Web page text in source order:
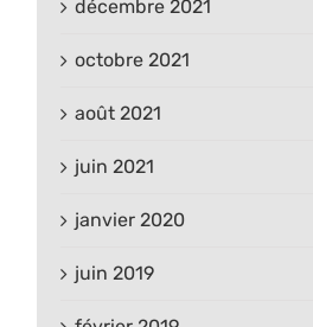
décembre 2021
octobre 2021
août 2021
juin 2021
janvier 2020
juin 2019